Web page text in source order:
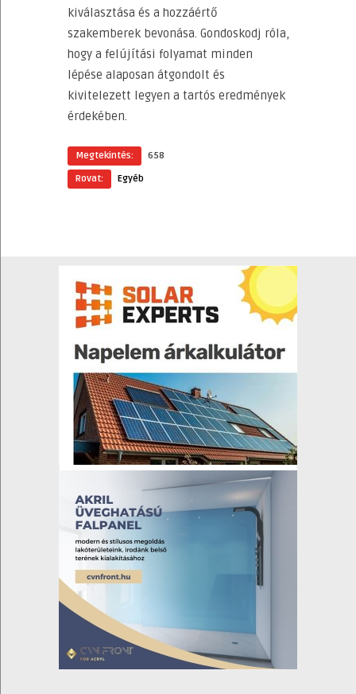
kiválasztása és a hozzáértő
szakemberek bevonása. Gondoskodj róla,
hogy a felújítási folyamat minden
lépése alaposan átgondolt és
kivitelezett legyen a tartós eredmények
érdekében.
Megtekintés:
658
Rovat:
Egyéb